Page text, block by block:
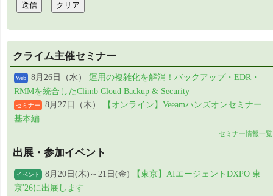
クライム主催セミナー
Web 8月26日（水） 運用の複雑化を解消！バックアップ・EDR・
RMMを統合したClimb Cloud Backup & Security
セミナー 8月27日（木）
【オンライン】Veeamハンズオンセミナー
基本編
セミナー情報一覧
出展・参加イベント
イベント 8月20日(木)～21日(金)
【東京】AIエージェントDXPO 東
京'26に出展します